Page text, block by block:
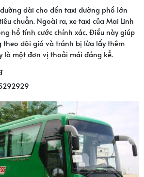
dài cho đến taxi đường phố lớn
chuẩn. Ngoài ra, xe taxi của Mai Linh
hồ tính cước chính xác. Điều này giúp
theo dõi giá và tránh bị lừa lấy thêm
là một đơn vị thoải mái đáng kể.